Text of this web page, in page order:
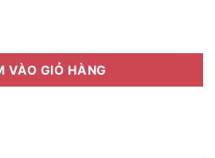
số lượng
VÀO GIỎ HÀNG